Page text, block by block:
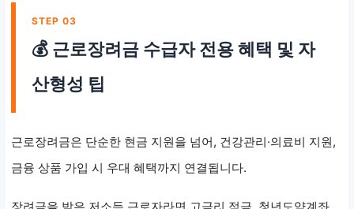
평일 09~18시
STEP 03
💰 근로장려금 수급자 전용 혜택 및 자
산형성 팁
근로장려금은 단순한 현금 지원을 넘어, 건강관리·의료비 지원,
금융 상품 가입 시 우대 혜택까지 연결됩니다.